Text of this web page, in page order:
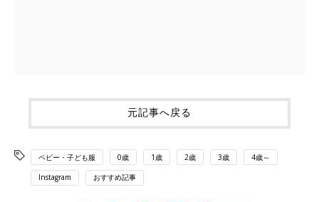
元記事へ戻る
ベビー・子ども服 0歳 1歳 2歳 3歳 4歳～
Instagram おすすめ記事